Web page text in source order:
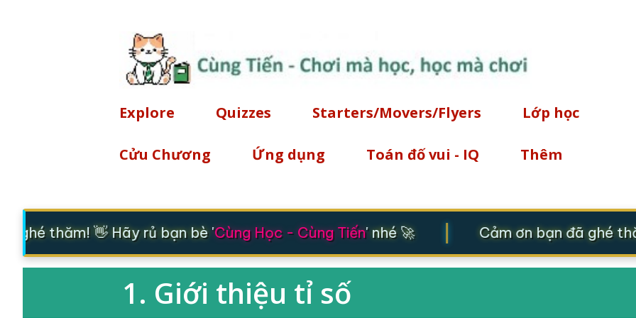
Explore Quizzes Starters/Movers/Flyers Lớp học
Cửu Chương Ứng dụng Toán đố vui - IQ Thêm
ghé thăm! 👋 Hãy rủ bạn bè 'Cùng Học - Cùng Tiến' nhé 🚀 Cảm ơn bạn đã ghé
1. Giới thiệu tỉ số